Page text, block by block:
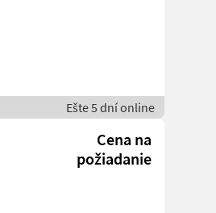
Ešte 5 dní online
Cena na
požiadanie